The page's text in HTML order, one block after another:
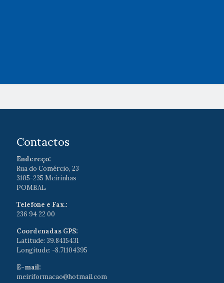
Contactos
Endereço:
Rua do Comércio, 23
3105-235 Meirinhas
POMBAL
Telefone e Fax.:
236 94 22 00
Coordenadas GPS:
Latitude: 39.8415431
Longitude: -8.71104395
E-mail:
meiriformacao@hotmail.com